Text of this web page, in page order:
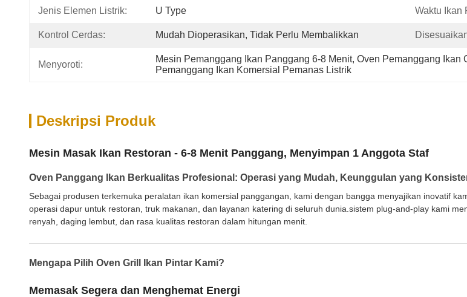
Jenis Elemen Listrik: U Type Waktu Ikan
Kontrol Cerdas: Mudah Dioperasikan, Tidak Perlu Membalikkan
Menyoroti:
Mesin Pemanggang Ikan Panggang 6-8 Menit, Oven Pemanggang Ikan
Pemanggang Ikan Komersial Pemanas Listrik
Deskripsi Produk
Mesin Masak Ikan Restoran - 6-8 Menit Panggang, Menyimpan 1 Anggota Staf
Oven Panggang Ikan Berkualitas Profesional: Operasi yang Mudah, Keunggulan yang
Sebagai produsen terkemuka peralatan ikan komersial panggangan, kami dengan bangga menyajikan inovatif
operasi dapur untuk restoran, truk makanan, dan layanan katering di seluruh dunia.sistem plug-and-play kami
renyah, daging lembut, dan rasa kualitas restoran dalam hitungan menit.
Mengapa Pilih Oven Grill Ikan Pintar Kami?
Memasak Segera dan Menghemat Energi